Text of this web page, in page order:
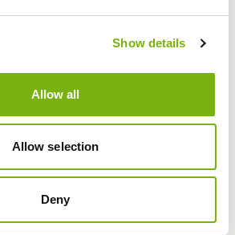
Show details
Allow all
Allow selection
Deny